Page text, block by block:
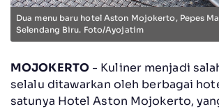
Dua menu baru hotel Aston Mojokerto, Pepes
Selendang Biru. Foto/Ayojatim
MOJOKERTO- Kuliner menjadi
selalu ditawarkan oleh berbagai
satunya Hotel Aston Mojokerto,